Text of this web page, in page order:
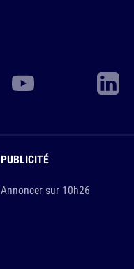
PUBLICITÉ
Annoncer sur 10h26